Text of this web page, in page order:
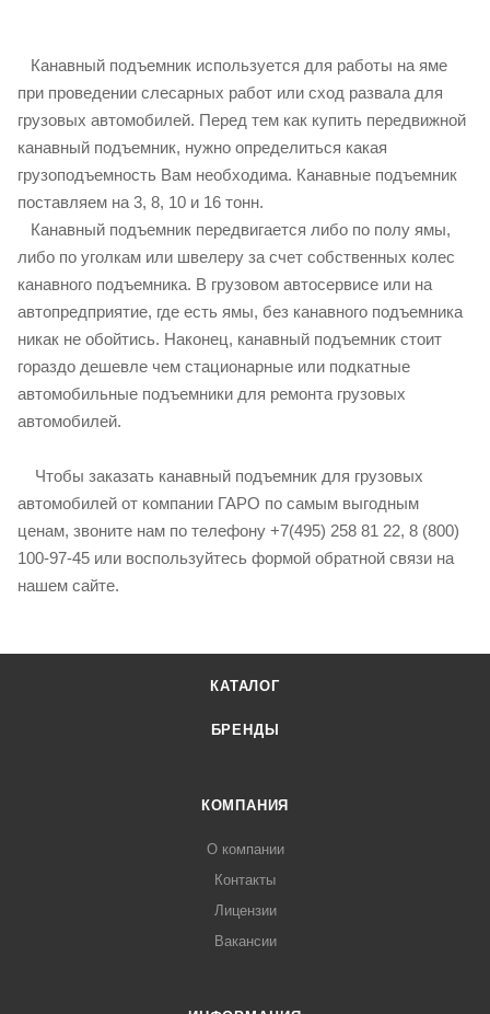
Канавный подъемник используется для работы на яме
при проведении слесарных работ или сход развала для
грузовых автомобилей. Перед тем как купить передвижной
канавный подъемник, нужно определиться какая
грузоподъемность Вам необходима. Канавные подъемник
поставляем на 3, 8, 10 и 16 тонн.
Канавный подъемник передвигается либо по полу ямы,
либо по уголкам или швелеру за счет собственных колес
канавного подъемника. В грузовом автосервисе или на
автопредприятие, где есть ямы, без канавного подъемника
никак не обойтись. Наконец, канавный подъемник стоит
гораздо дешевле чем стационарные или подкатные
автомобильные подъемники для ремонта грузовых
автомобилей.
Чтобы заказать канавный подъемник для грузовых
автомобилей от компании ГАРО по самым выгодным
ценам, звоните нам по телефону +7(495) 258 81 22, 8 (800)
100-97-45 или воспользуйтесь формой обратной связи на
нашем сайте.
КАТАЛОГ
БРЕНДЫ
КОМПАНИЯ
О компании
Контакты
Лицензии
Вакансии